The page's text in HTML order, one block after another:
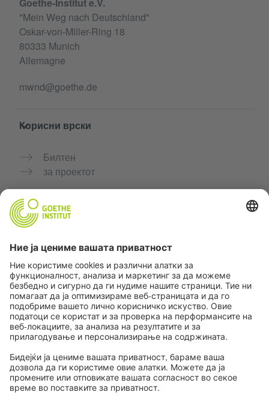
"Mein Weg nach Deutschland"
Oskar-von-Miller-Ring 18
80333 Munich
Allemagne
mwnd@goethe.de
Корисни врски
Билтен
за проектот
Дополнителни веб-страници
Заедница „Германски јазик за тебе"
Вежбајте германски бесплатно
Курсеви по германски јазик на Goethe-Institut
Портал за наставници „Deutschstunde“
Приватност и пристапност
Поставки за приватност